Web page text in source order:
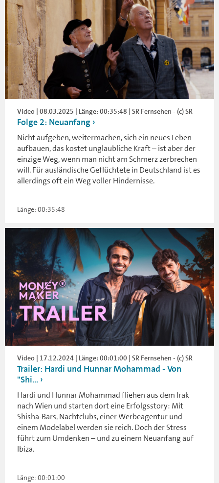
Video | 08.03.2025 | Länge: 00:35:48 | SR Fernsehen - (c) SR
Folge 2: Neuanfang
Nicht aufgeben, weitermachen, sich ein neues Leben
aufbauen, das kostet unglaubliche Kraft – ist aber der
einzige Weg, wenn man nicht am Schmerz zerbrechen
will. Für ausländische Geflüchtete in Deutschland ist es
allerdings oft ein Weg voller Hindernisse.
Länge: 00:35:48
Video | 17.12.2024 | Länge: 00:01:00 | SR Fernsehen - (c) SR
Trailer: Hardi und Hunnar Mohammad - Von
"Shi...
Hardi und Hunnar Mohammad fliehen aus dem Irak
nach Wien und starten dort eine Erfolgsstory: Mit
Shisha-Bars, Nachtclubs, einer Werbeagentur und
einem Modelabel werden sie reich. Doch der Stress
führt zum Umdenken – und zu einem Neuanfang auf
Ibiza.
Länge: 00:01:00